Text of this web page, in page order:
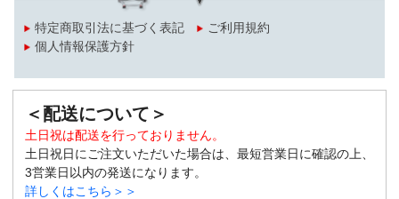
特定商取引法に基づく表記
ご利用規約
個人情報保護方針
＜配送について＞
土日祝は配送を行っておりません。
土日祝日にご注文いただいた場合は、最短営業日に確認の上、
3営業日以内の発送になります。
詳しくはこちら＞＞